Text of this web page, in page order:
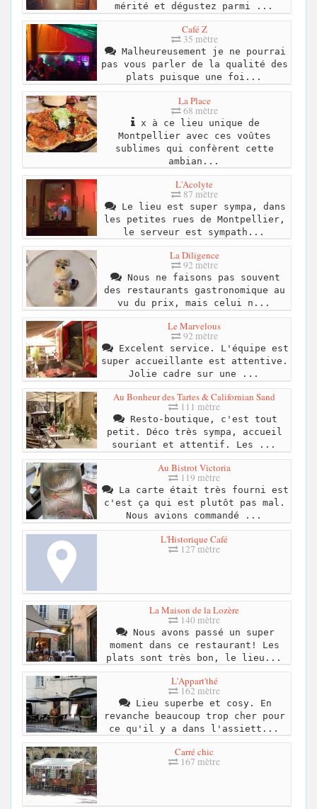
mérité et dégustez parmi ...
Café Z
35 mètre
Malheureusement je ne pourrai
pas vous parler de la qualité des
plats puisque une foi...
La Place
68 mètre
x à ce lieu unique de
Montpellier avec ces voûtes
sublimes qui confèrent cette
ambian...
L'Acolyte
87 mètre
Le lieu est super sympa, dans
les petites rues de Montpellier,
le serveur est sympath...
La Diligence
92 mètre
Nous ne faisons pas souvent
des restaurants gastronomique au
vu du prix, mais celui n...
Le Marvelous
92 mètre
Excelent service. L'équipe est
super accueillante est attentive.
Jolie cadre sur une ...
Au Bonheur des Tartes & Californian Sand
111 mètre
Resto-boutique, c'est tout
petit. Déco très sympa, accueil
souriant et attentif. Les ...
Au Bistrot Victoria
119 mètre
La carte était très fourni est
c'est ça qui est plutôt pas mal.
Nous avions commandé ...
L'Historique Café
127 mètre
La Maison de la Lozère
140 mètre
Nous avons passé un super
moment dans ce restaurant! Les
plats sont très bon, le lieu...
L'Appart'thé
162 mètre
Lieu superbe et cosy. En
revanche beaucoup trop cher pour
ce qu'il y a dans l'assiett...
Carré chic
167 mètre